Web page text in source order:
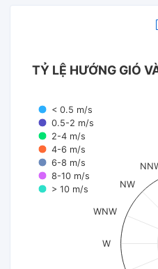
TỶ LỆ HƯỚNG GIÓ
< 0.5 m/s
0.5-2 m/s
2-4 m/s
4-6 m/s
6-8 m/s
8-10 m/s
> 10 m/s
W
WNW
NW